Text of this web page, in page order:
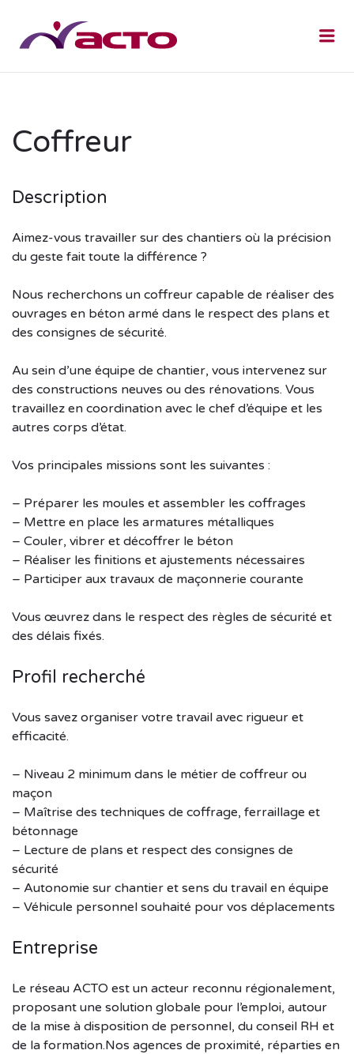
Coffreur
Description
Aimez-vous travailler sur des chantiers où la précision
du geste fait toute la différence ?
Nous recherchons un coffreur capable de réaliser des
ouvrages en béton armé dans le respect des plans et
des consignes de sécurité.
Au sein d’une équipe de chantier, vous intervenez sur
des constructions neuves ou des rénovations. Vous
travaillez en coordination avec le chef d’équipe et les
autres corps d’état.
Vos principales missions sont les suivantes :
– Préparer les moules et assembler les coffrages
– Mettre en place les armatures métalliques
– Couler, vibrer et décoffrer le béton
– Réaliser les finitions et ajustements nécessaires
– Participer aux travaux de maçonnerie courante
Vous œuvrez dans le respect des règles de sécurité et
des délais fixés.
Profil recherché
Vous savez organiser votre travail avec rigueur et
efficacité.
– Niveau 2 minimum dans le métier de coffreur ou
maçon
– Maîtrise des techniques de coffrage, ferraillage et
bétonnage
– Lecture de plans et respect des consignes de
sécurité
– Autonomie sur chantier et sens du travail en équipe
– Véhicule personnel souhaité pour vos déplacements
Entreprise
Le réseau ACTO est un acteur reconnu régionalement,
proposant une solution globale pour l’emploi, autour
de la mise à disposition de personnel, du conseil RH et
de la formation.Nos agences de proximité, réparties en